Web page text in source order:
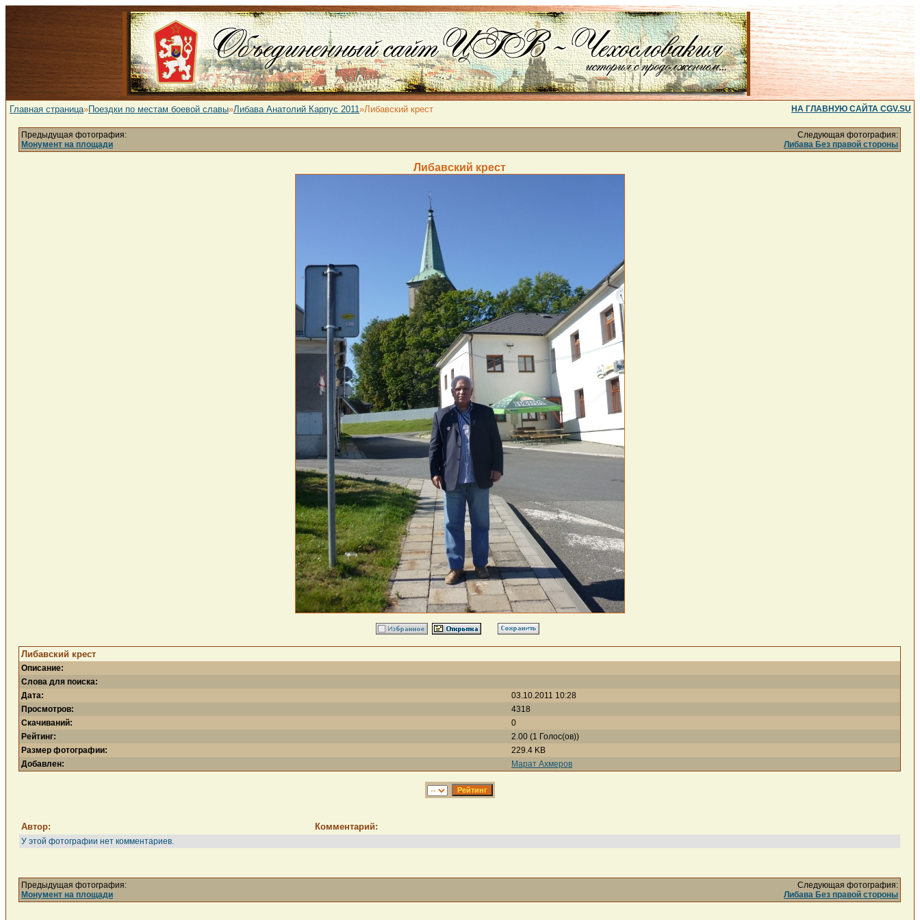
Главная страница»Поездки по местам боевой славы»Либава Анатолий Карпус 2011»Либавский крест НА ГЛАВНУЮ САЙТА CGV.SU
Предыдущая фотография:
Монумент на площади
Следующая фотография:
Либава Без правой стороны
Либавский крест
Либавский крест
Описание:
Слова для поиска:
Дата:
03.10.2011 10:28
Просмотров:
4318
Скачиваний:
0
Рейтинг:
2.00 (1 Голос(ов))
Размер фотографии:
229.4 KB
Добавлен:
Марат Ахмеров
Автор: Комментарий:
У этой фотографии нет комментариев.
Предыдущая фотография:
Монумент на площади
Следующая фотография:
Либава Без правой стороны